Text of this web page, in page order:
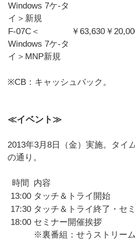
Windows 7ケ-タ
イ＞新規
F-07C＜
Windows 7ケ-タ
イ＞MNP新規
￥63,630 ￥
※CB：キャッシュバック。
≪イベント≫
2013年3月8日（金）実施。タイ
の通り。
時間
内容
13:00 タッチ＆トライ開始
17:30 タッチ＆トライ終了・セ
18:00 セミナー開催挨拶
※裏番組：せうストリー